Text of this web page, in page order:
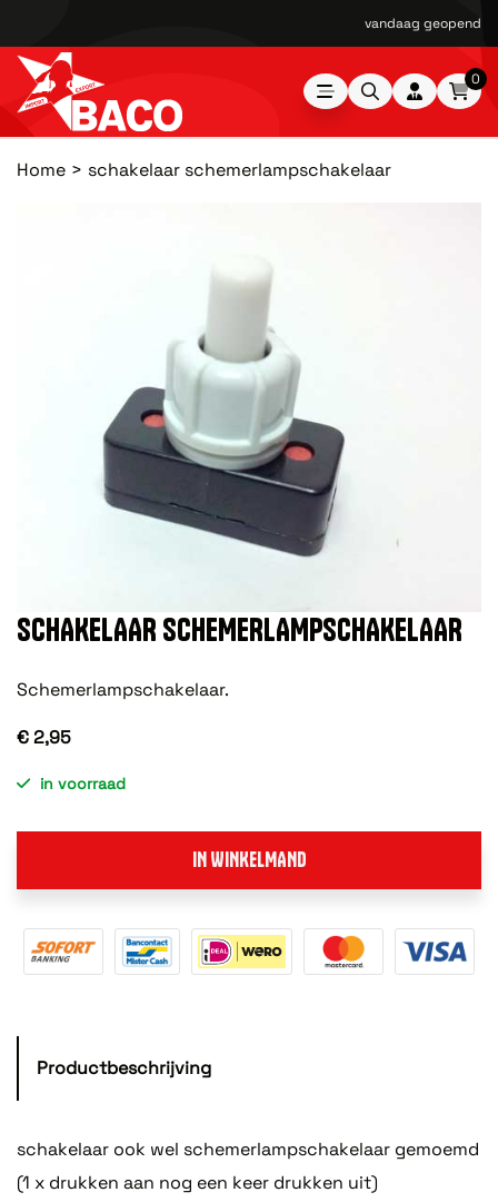
vandaag geopend
0
Home schakelaar schemerlampschakelaar
SCHAKELAAR SCHEMERLAMPSCHAKELAAR
Schemerlampschakelaar.
€ 2,95
in voorraad
IN WINKELMAND
Productbeschrijving
schakelaar ook wel schemerlampschakelaar gemoemd
(1 x drukken aan nog een keer drukken uit)